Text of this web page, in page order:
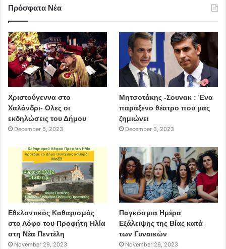
Πρόσφατα Νέα
Χριστούγεννα στο
Χαλάνδρι- Ολες οι
εκδηλώσεις του Δήμου
December 5, 2023
Μητσοτάκης -Σουνακ : Ένα
παράξενο θέατρο που μας
ζημιώνει
December 3, 2023
Εθελοντικός Καθαρισμός
στο Λόφο του Προφήτη Ηλία
στη Νέα Πεντέλη
November 29, 2023
Παγκόσμια Ημέρα
Εξάλειψης της Βίας κατά
των Γυναικών
November 29, 2023